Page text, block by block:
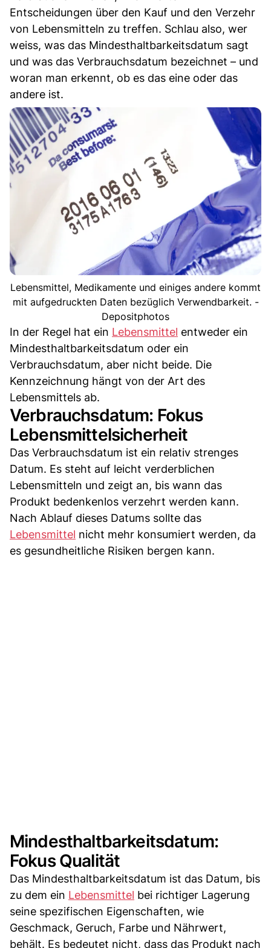
Entscheidungen über den Kauf und den Verzehr
von Lebensmitteln zu treffen. Schlau also, wer
weiss, was das Mindesthaltbarkeitsdatum sagt
und was das Verbrauchsdatum bezeichnet – und
woran man erkennt, ob es das eine oder das
andere ist.
Lebensmittel, Medikamente und einiges andere kommt
mit aufgedruckten Daten bezüglich Verwendbarkeit. -
Depositphotos
In der Regel hat ein Lebensmittel entweder ein
Mindesthaltbarkeitsdatum oder ein
Verbrauchsdatum, aber nicht beide. Die
Kennzeichnung hängt von der Art des
Lebensmittels ab.
Verbrauchsdatum: Fokus
Lebensmittelsicherheit
Das Verbrauchsdatum ist ein relativ strenges
Datum. Es steht auf leicht verderblichen
Lebensmitteln und zeigt an, bis wann das
Produkt bedenkenlos verzehrt werden kann.
Nach Ablauf dieses Datums sollte das
Lebensmittel nicht mehr konsumiert werden, da
es gesundheitliche Risiken bergen kann.
Mindesthaltbarkeitsdatum:
Fokus Qualität
Das Mindesthaltbarkeitsdatum ist das Datum, bis
zu dem ein Lebensmittel bei richtiger Lagerung
seine spezifischen Eigenschaften, wie
Geschmack, Geruch, Farbe und Nährwert,
behält. Es bedeutet nicht, dass das Produkt nach